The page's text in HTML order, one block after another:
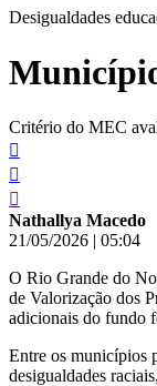
Pular
conteúdo
Desigualdades
Critério do MEC
Nathallya Macedo
21/05/2026 | 05:04
O Rio Grande do
de Valorização dos
adicionais do fundo
Entre os municípios
desigualdades